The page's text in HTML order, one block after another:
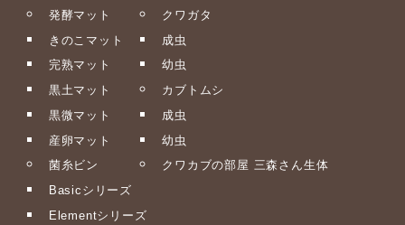
発酵マット
きのこマット
完熟マット
黒土マット
黒微マット
産卵マット
菌糸ビン
Basicシリーズ
Elementシリーズ
クワガタ
成虫
幼虫
カブトムシ
成虫
幼虫
クワカブの部屋 三森さん生体